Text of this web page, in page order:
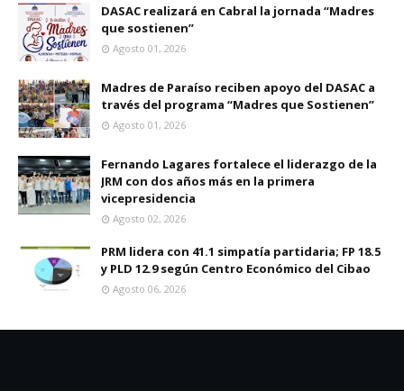
DASAC realizará en Cabral la jornada “Madres
que sostienen”
Agosto 01, 2026
Madres de Paraíso reciben apoyo del DASAC a
través del programa “Madres que Sostienen”
Agosto 01, 2026
Fernando Lagares fortalece el liderazgo de la
JRM con dos años más en la primera
vicepresidencia
Agosto 02, 2026
PRM lidera con 41.1 simpatía partidaria; FP 18.5
y PLD 12.9 según Centro Económico del Cibao
Agosto 06, 2026